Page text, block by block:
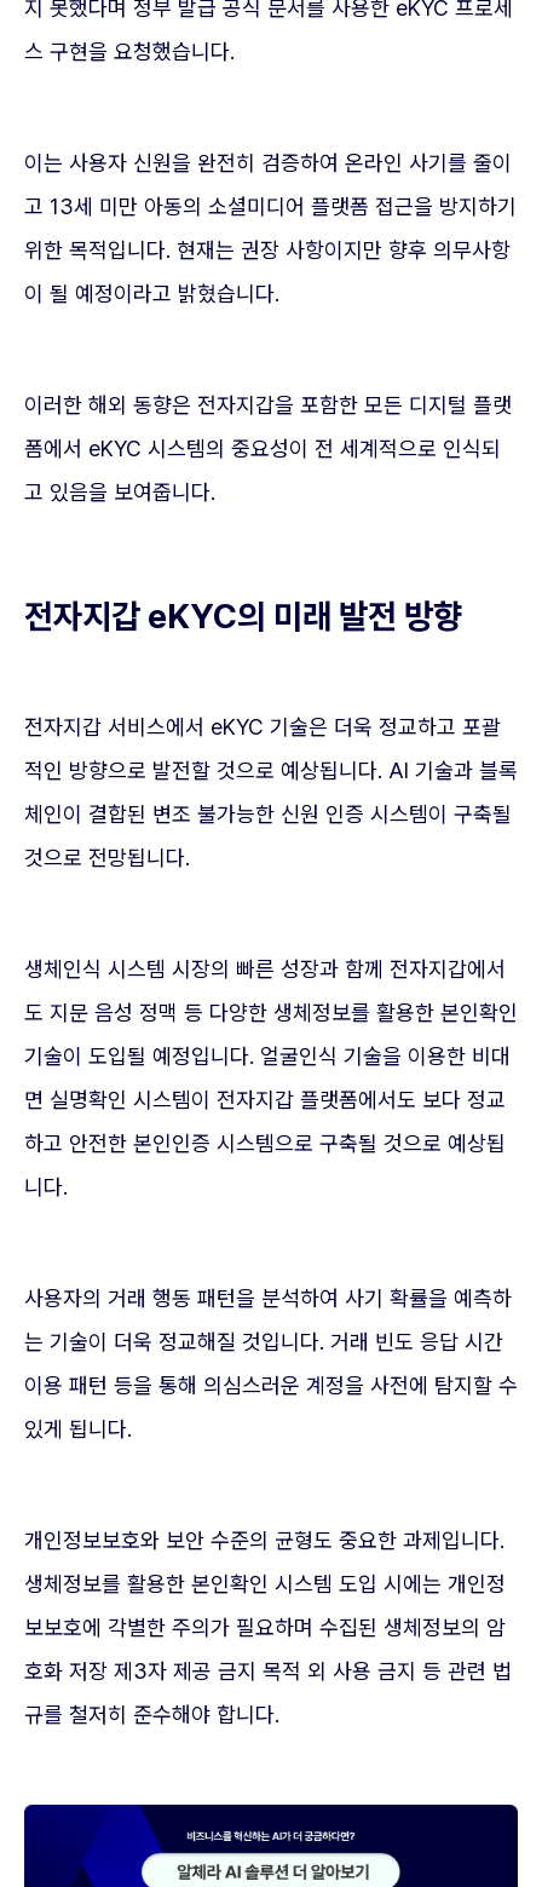
지 못했다며 정부 발급 공식 문서를 사용한 eKYC 프로세
스 구현을 요청했습니다.
이는 사용자 신원을 완전히 검증하여 온라인 사기를 줄이
고 13세 미만 아동의 소셜미디어 플랫폼 접근을 방지하기
위한 목적입니다. 현재는 권장 사항이지만 향후 의무사항
이 될 예정이라고 밝혔습니다.
이러한 해외 동향은 전자지갑을 포함한 모든 디지털 플랫
폼에서 eKYC 시스템의 중요성이 전 세계적으로 인식되
고 있음을 보여줍니다.
전자지갑 eKYC의 미래 발전 방향
전자지갑 서비스에서 eKYC 기술은 더욱 정교하고 포괄
적인 방향으로 발전할 것으로 예상됩니다. AI 기술과 블록
체인이 결합된 변조 불가능한 신원 인증 시스템이 구축될
것으로 전망됩니다.
생체인식 시스템 시장의 빠른 성장과 함께 전자지갑에서
도 지문 음성 정맥 등 다양한 생체정보를 활용한 본인확인
기술이 도입될 예정입니다. 얼굴인식 기술을 이용한 비대
면 실명확인 시스템이 전자지갑 플랫폼에서도 보다 정교
하고 안전한 본인인증 시스템으로 구축될 것으로 예상됩
니다.
사용자의 거래 행동 패턴을 분석하여 사기 확률을 예측하
는 기술이 더욱 정교해질 것입니다. 거래 빈도 응답 시간
이용 패턴 등을 통해 의심스러운 계정을 사전에 탐지할 수
있게 됩니다.
개인정보보호와 보안 수준의 균형도 중요한 과제입니다.
생체정보를 활용한 본인확인 시스템 도입 시에는 개인정
보보호에 각별한 주의가 필요하며 수집된 생체정보의 암
호화 저장 제3자 제공 금지 목적 외 사용 금지 등 관련 법
규를 철저히 준수해야 합니다.